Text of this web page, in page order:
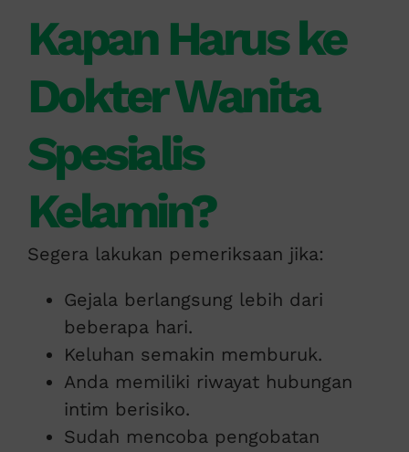
Kapan Harus ke
Dokter Wanita
Spesialis
Kelamin?
Segera lakukan pemeriksaan jika:
Gejala berlangsung lebih dari
beberapa hari.
Keluhan semakin memburuk.
Anda memiliki riwayat hubungan
intim berisiko.
Sudah mencoba pengobatan